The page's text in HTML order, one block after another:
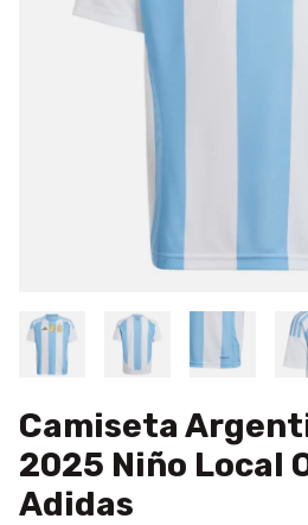
Camiseta
2025 Niño Local
Adidas